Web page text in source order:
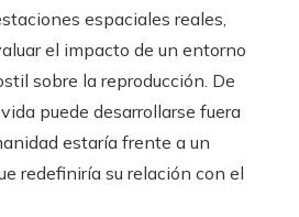
espaciales reales,
el impacto de un entorno
sobre la reproducción. De
puede desarrollarse fuera
estaría frente a un
redefiniría su relación con el